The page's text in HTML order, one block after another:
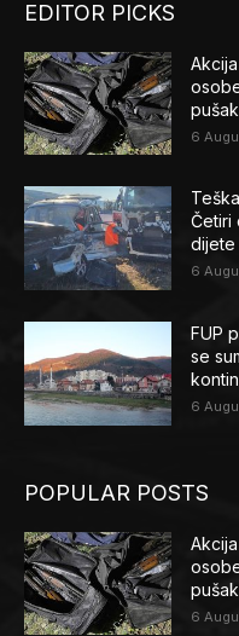
EDITOR PICKS
6
Četiri
dijete
6
FUP
se
6
POPULAR POSTS
6